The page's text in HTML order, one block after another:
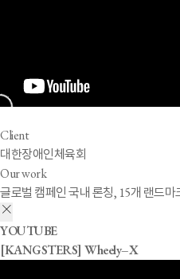
Client
대한장애인체육회
Our work
글로벌 캠페인 국내 론칭, 15개 랜드마
YOUTUBE
[KANGSTERS] Wheely–X